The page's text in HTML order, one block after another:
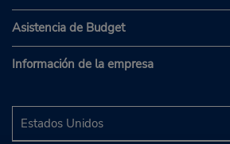
Asistencia de Budget
Información de la empresa